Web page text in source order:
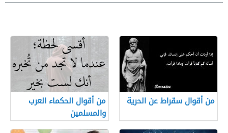
من أقوال سقراط عن الحرية
من أقوال الحكماء العرب
والمسلمين